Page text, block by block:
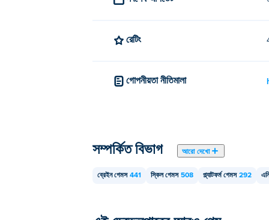
রেটিং
গোপনীয়তা নীতিমালা
সম্পর্কিত বিভাগ আরো দেখো
ব্রেইন গেমস 441 স্কিল গেমস 508 প্ল্যাটফর্ম গেমস 292